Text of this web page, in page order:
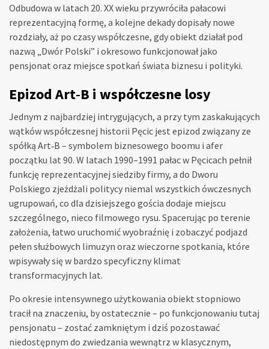
Odbudowa w latach 20. XX wieku przywróciła pałacowi
reprezentacyjną formę, a kolejne dekady dopisały nowe
rozdziały, aż po czasy współczesne, gdy obiekt działał pod
nazwą „Dwór Polski” i okresowo funkcjonował jako
pensjonat oraz miejsce spotkań świata biznesu i polityki.
Epizod Art‑B i współczesne losy
Jednym z najbardziej intrygujących, a przy tym zaskakujących
wątków współczesnej historii Pęcic jest epizod związany ze
spółką Art‑B – symbolem biznesowego boomu i afer
początku lat 90. W latach 1990–1991 pałac w Pęcicach pełnił
funkcję reprezentacyjnej siedziby firmy, a do Dworu
Polskiego zjeżdżali politycy niemal wszystkich ówczesnych
ugrupowań, co dla dzisiejszego gościa dodaje miejscu
szczególnego, nieco filmowego rysu. Spacerując po terenie
założenia, łatwo uruchomić wyobraźnię i zobaczyć podjazd
pełen służbowych limuzyn oraz wieczorne spotkania, które
wpisywały się w bardzo specyficzny klimat
transformacyjnych lat.
Po okresie intensywnego użytkowania obiekt stopniowo
tracił na znaczeniu, by ostatecznie – po funkcjonowaniu tutaj
pensjonatu – zostać zamkniętym i dziś pozostawać
niedostępnym do zwiedzania wewnątrz w klasycznym,